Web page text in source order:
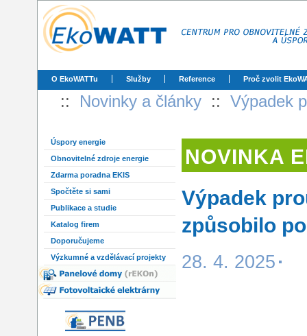
O EkoWATTu Služby Reference Proč zvolit
:: Novinky a články :: Výpadek
Úspory energie
Obnovitelné zdroje energie
Zdarma poradna EKIS
Spočtěte si sami
Publikace a studie
Katalog firem
Doporučujeme
Výzkumné a vzdělávací projekty
NOVINKA
Výpadek
způsobilo
28. 4. 2025